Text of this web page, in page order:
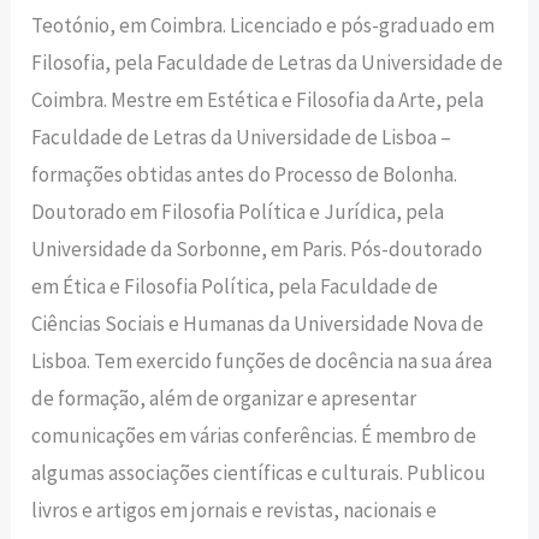
Teotónio, em Coimbra. Licenciado e pós-graduado em
Filosofia, pela Faculdade de Letras da Universidade de
Coimbra. Mestre em Estética e Filosofia da Arte, pela
Faculdade de Letras da Universidade de Lisboa –
formações obtidas antes do Processo de Bolonha.
Doutorado em Filosofia Política e Jurídica, pela
Universidade da Sorbonne, em Paris. Pós-doutorado
em Ética e Filosofia Política, pela Faculdade de
Ciências Sociais e Humanas da Universidade Nova de
Lisboa. Tem exercido funções de docência na sua área
de formação, além de organizar e apresentar
comunicações em várias conferências. É membro de
algumas associações científicas e culturais. Publicou
livros e artigos em jornais e revistas, nacionais e